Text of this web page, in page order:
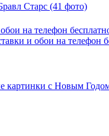
Старс (41 фото)
и обои на телефон
картинки с Новым